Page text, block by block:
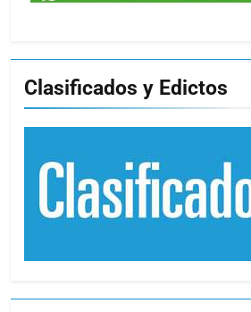
Clasificados y Edictos